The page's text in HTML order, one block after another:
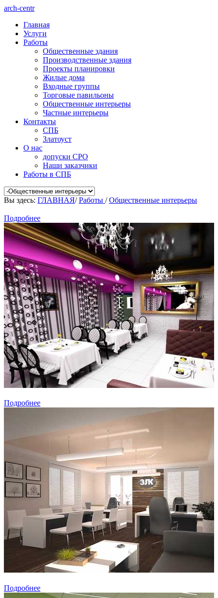
arch-centr
Главная
Услуги
Работы
Общественные здания
Производственные здания
Проекты планировки
Жилые дома
Входные группы
Торговые павильоны
Общественные интерьеры
Частные интерьеры
Контакты
СПБ
Златоуст
О нас
допуски СРО
Наши заказчики
Работы в СПБ
Вы здесь: ГЛАВНАЯ/Работы /Общественные интерьеры
Подробнее
Подробнее
Подробнее